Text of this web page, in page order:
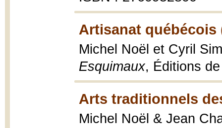
Artisanat québécois
Michel Noël et Cyril
Esquimaux, Éditions
Arts traditionnels
Michel Noël & Jean